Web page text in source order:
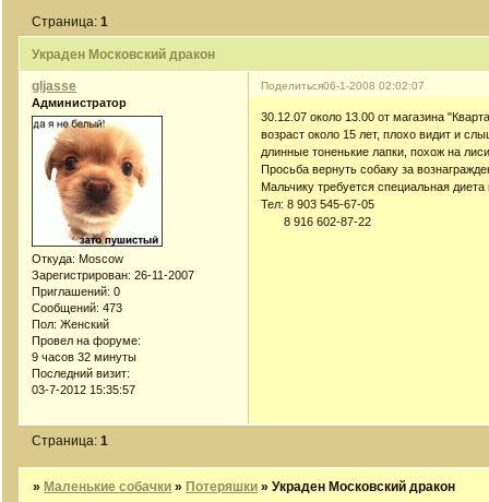
Украден Московский дракон
Страница:1
Поделиться06-1-2008 02:02:07
gljasse
Администратор
Откуда: Moscow
Зарегистрирован: 26-11-2007
Приглашений: 0
Сообщений: 473
Пол: Женский
Провел на форуме:
9 часов 32 минуты
Последний визит:
03-7-2012 15:35:57
30.12.07 около 13.00 от магазина
возраст около 15 лет, плохо видит и
длинные тоненькие лапки, похож на
Просьба вернуть собаку за
Мальчику требуется специальная
Тел: 8 903 545-67-05
8 916 602-87-22
Страница:1
» Маленькие собачки » Потеряшки »Украден Московский дракон